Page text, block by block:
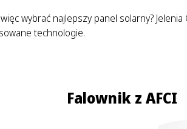
wybrać najlepszy panel solarny?
technologie.
Falownik z AFCI